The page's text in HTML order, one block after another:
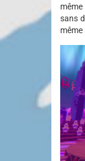
sans
même